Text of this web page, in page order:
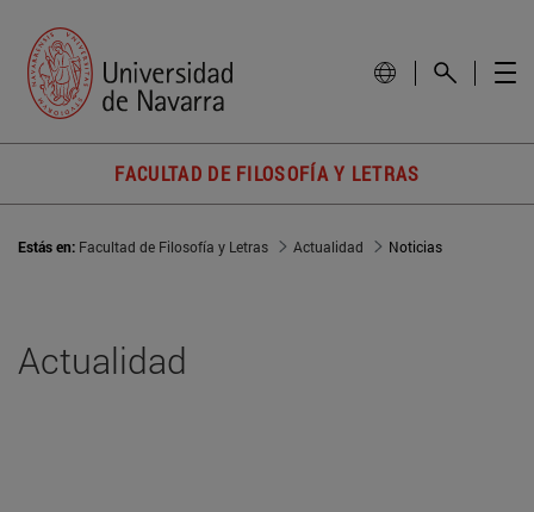
FACULTAD DE FILOSOFÍA Y LETRAS
Estás en: Facultad de Filosofía y Letras Actualidad Noticias
Actualidad